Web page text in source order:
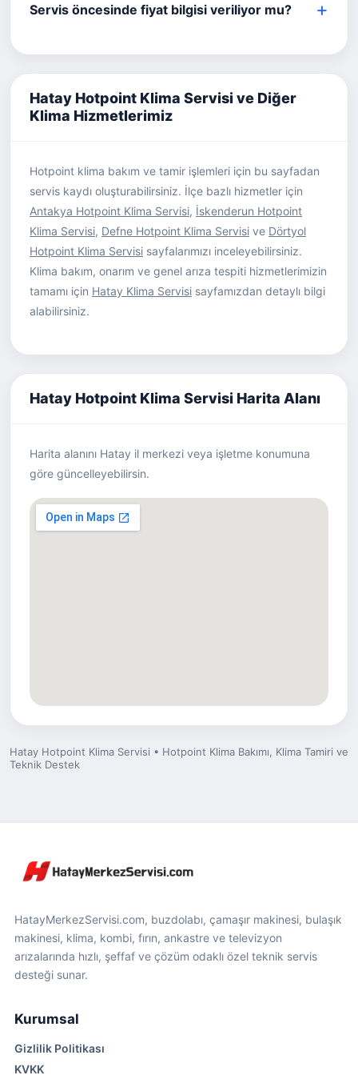
Servis öncesinde fiyat bilgisi veriliyor mu?
Hatay Hotpoint Klima Servisi ve Diğer
Klima Hizmetlerimiz
Hotpoint klima bakım ve tamir işlemleri için bu sayfadan
servis kaydı oluşturabilirsiniz. İlçe bazlı hizmetler için
Antakya Hotpoint Klima Servisi, İskenderun Hotpoint
Klima Servisi, Defne Hotpoint Klima Servisi ve Dörtyol
Hotpoint Klima Servisi sayfalarımızı inceleyebilirsiniz.
Klima bakım, onarım ve genel arıza tespiti hizmetlerimizin
tamamı için Hatay Klima Servisi sayfamızdan detaylı bilgi
alabilirsiniz.
Hatay Hotpoint Klima Servisi Harita Alanı
Harita alanını Hatay il merkezi veya işletme konumuna
göre güncelleyebilirsin.
Hatay Hotpoint Klima Servisi • Hotpoint Klima Bakımı, Klima Tamiri ve
Teknik Destek
HatayMerkezServisi.com, buzdolabı, çamaşır makinesi, bulaşık
makinesi, klima, kombi, fırın, ankastre ve televizyon
arızalarında hızlı, şeffaf ve çözüm odaklı özel teknik servis
desteği sunar.
Kurumsal
Gizlilik Politikası
KVKK